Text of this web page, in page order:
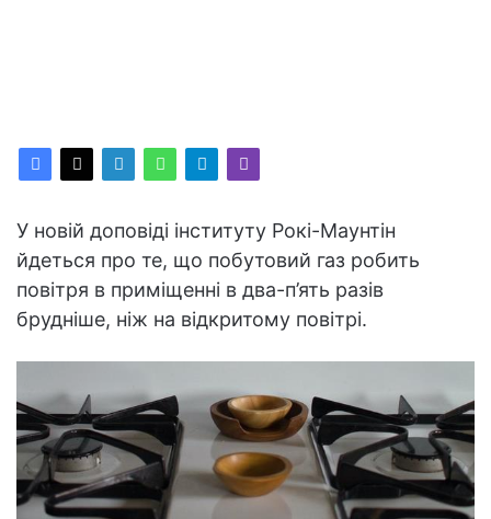
У новій доповіді інституту Рокі-Маунтін
йдеться про те, що побутовий газ робить
повітря в приміщенні в два-п’ять разів
брудніше, ніж на відкритому повітрі.